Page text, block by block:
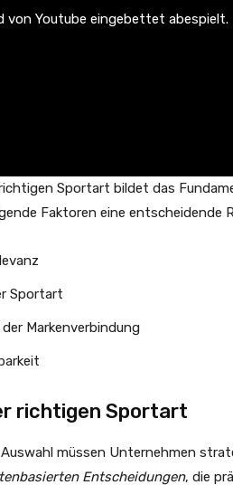
von Youtube eingebettet abespielt.
Sportart bildet das
Faktoren eine entscheidende
Sportart
Markenverbindung
richtigen Sportart
müssen Unternehmen
Entscheidungen, die